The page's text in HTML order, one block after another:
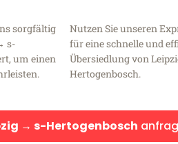
sorgfältig
s-
um einen
Nutzen Sie unseren
für eine schnelle und
Übersiedlung von
Hertogenbosch.
→ s-Hertogenbosch